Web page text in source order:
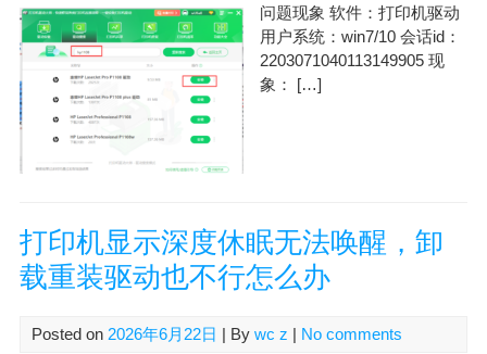
问题现象 软件：打印机驱动
用户系统：win7/10 会话id：
2203071040113149905 现
象： […]
打印机显示深度休眠无法唤醒，卸
载重装驱动也不行怎么办
Posted on 2026年6月22日 | By wc z | No comments